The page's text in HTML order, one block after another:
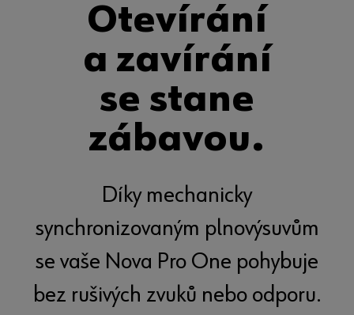
Otevírání
a zavírání
se stane
zábavou.
Díky mechanicky
synchronizovaným plnovýsuvům
se vaše Nova Pro One pohybuje
bez rušivých zvuků nebo odporu.